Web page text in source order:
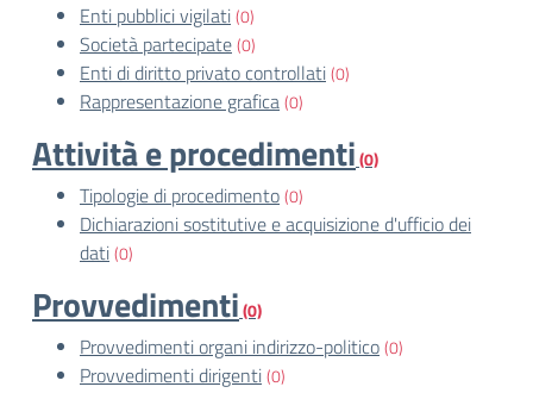
Enti pubblici vigilati(0)
Società partecipate(0)
Enti di diritto privato controllati(0)
Rappresentazione grafica(0)
Attività e procedimenti(0)
Tipologie di procedimento(0)
Dichiarazioni sostitutive e acquisizione d'ufficio dei
dati(0)
Provvedimenti(0)
Provvedimenti organi indirizzo-politico(0)
Provvedimenti dirigenti(0)